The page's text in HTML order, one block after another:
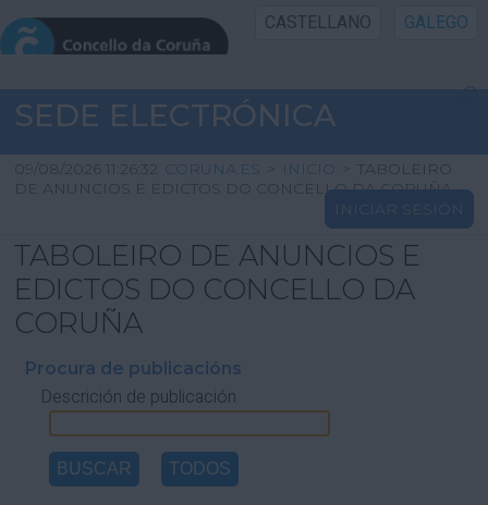
CASTELLANO GALEGO
INICIO SEDE
INICIO
INFORMACIÓN PÚBLICA
CARTAFOL CIDADÁN
AXUDA
SEDE ELECTRÓNICA
09/08/2026 11:26:32 CORUNA.ES > INICIO > TABOLEIRO
DE ANUNCIOS E EDICTOS DO CONCELLO DA CORUÑA
INICIAR SESIÓN
TABOLEIRO DE ANUNCIOS E
EDICTOS DO CONCELLO DA
CORUÑA
Procura de publicacións
Descrición de publicación